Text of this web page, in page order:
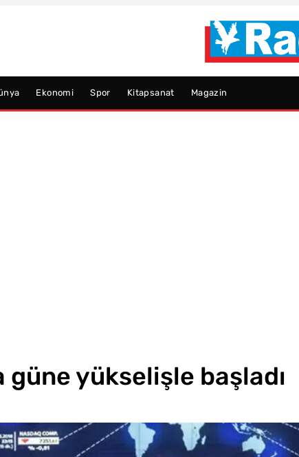
Ekonomi Spor Kitapsanat Magazin
güne yükselişle başladı